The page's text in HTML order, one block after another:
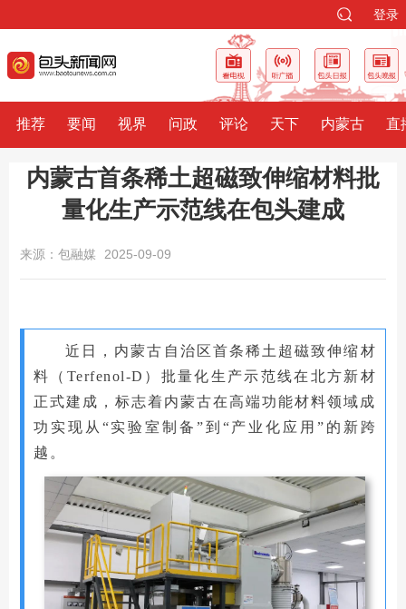
登录
推荐 要闻 视界 问政 评论 天下 内蒙古 直
内蒙古首条稀土超磁致伸缩材料批
量化生产示范线在包头建成
来源：包融媒 2025-09-09
近日，内蒙古自治区首条稀土超磁致伸缩材
料（Terfenol-D）批量化生产示范线在北方新材
正式建成，标志着内蒙古在高端功能材料领域成
功实现从“实验室制备”到“产业化应用”的新跨
越。